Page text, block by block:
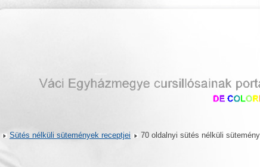
Sütés nélküli sütemények receptjei 70 oldalnyi sütés nélküli